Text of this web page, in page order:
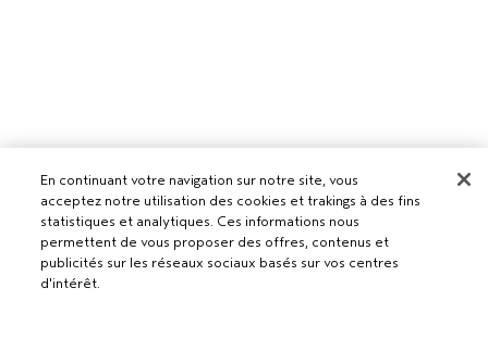
Pour les professionnels
DEVENIR UN SALON AVEDA
Besoin d’aide ?
En continuant votre navigation sur notre site, vous
acceptez notre utilisation des cookies et trakings à des fins
statistiques et analytiques. Ces informations nous
permettent de vous proposer des offres, contenus et
publicités sur les réseaux sociaux basés sur vos centres
d'intérêt.